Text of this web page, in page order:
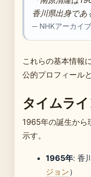
香川県出身であ
─ NHKアーカイ
これらの基本情報
公的プロフィール
タイムラ
1965年の誕生から
示す。
1965年: 香
ジョン）